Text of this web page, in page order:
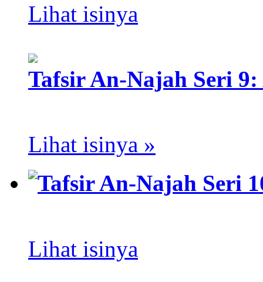
Lihat isinya
Tafsir An-Najah Seri
Lihat isinya »
Tafsir An-Najah Seri
Lihat isinya